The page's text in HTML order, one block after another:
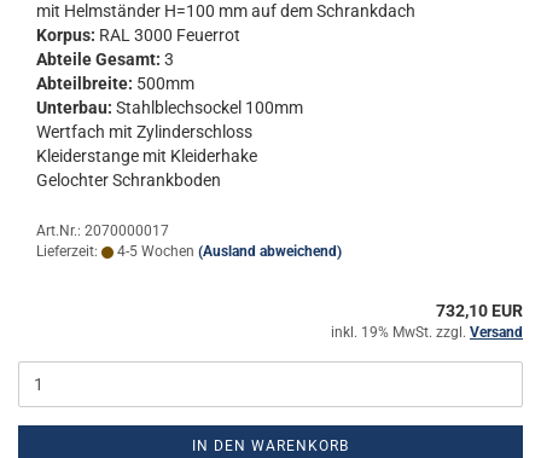
mit Helm­stän­der H=100 mm auf dem Schrank­dach
Kor­pus: RAL 3000 Feu­er­rot
Ab­tei­le Ge­samt: 3
Ab­teil­brei­te: 500mm
Un­ter­bau: Stahl­blech­so­ckel 100mm
Wert­fach mit Zy­lin­der­schloss
Klei­der­stan­ge mit Klei­der­ha­ke
Ge­loch­ter Schrank­bo­den
Art.Nr.: 2070000017
Lieferzeit:
4-5 Wochen (Ausland abweichend)
732,10 EUR
inkl. 19% MwSt. zzgl. Versand
IN DEN WARENKORB